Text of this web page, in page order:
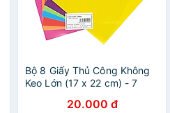
Bộ 8 Giấy Thủ Công Không
Keo Lớn (17 x 22 cm) - 7
20.000 đ